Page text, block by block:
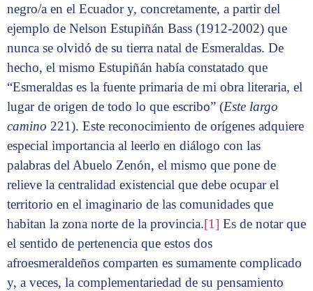
negro/a en el Ecuador y, concretamente, a partir del
ejemplo de Nelson Estupiñán Bass (1912-2002) que
nunca se olvidó de su tierra natal de Esmeraldas. De
hecho, el mismo Estupiñán había constatado que
“Esmeraldas es la fuente primaria de mi obra literaria, el
lugar de origen de todo lo que escribo” (Este largo
camino 221). Este reconocimiento de orígenes adquiere
especial importancia al leerlo en diálogo con las
palabras del Abuelo Zenón, el mismo que pone de
relieve la centralidad existencial que debe ocupar el
territorio en el imaginario de las comunidades que
habitan la zona norte de la provincia.[1] Es de notar que
el sentido de pertenencia que estos dos
afroesmeraldeños comparten es sumamente complicado
y, a veces, la complementariedad de su pensamiento